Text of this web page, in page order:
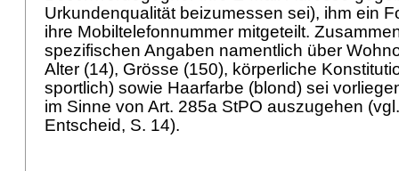
Urkundenqualität beizumessen sei), ihm ein
ihre Mobiltelefonnummer mitgeteilt.
spezifischen Angaben namentlich über
Alter (14), Grösse (150), körperliche
sportlich) sowie Haarfarbe (blond) sei
im Sinne von Art. 285a StPO auszugehen
Entscheid, S. 14).